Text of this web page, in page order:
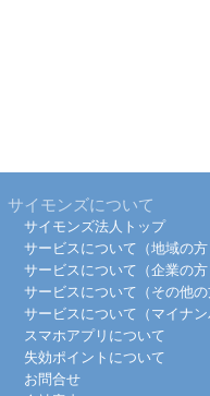
サイモンズについて
サイモンズ法人トップ
サービスについて（地域の方
サービスについて（企業の方
サービスについて（その他の
サービスについて（マイナン
スマホアプリについて
失効ポイントについて
お問合せ